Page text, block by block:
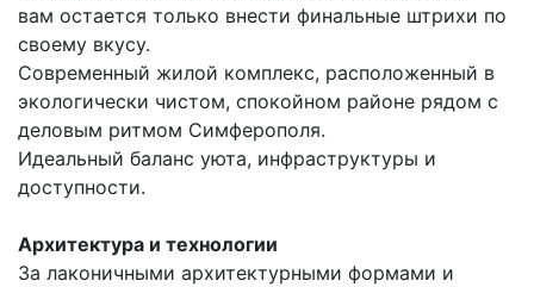
вам остается только внести финальные штрихи по
своему вкусу.
Современный жилой комплекс, расположенный в
экологически чистом, спокойном районе рядом с
деловым ритмом Симферополя.
Идеальный баланс уюта, инфраструктуры и
доступности.
Архитектура и технологии
За лаконичными архитектурными формами и